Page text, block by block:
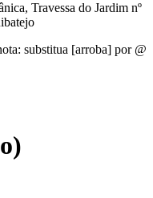
Travessa do Jardim nº
substitua [arroba] por @